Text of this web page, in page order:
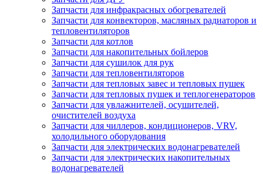
Запчасти для инфракрасных обогревателей
Запчасти для конвекторов, масляных радиаторов и
тепловентиляторов
Запчасти для котлов
Запчасти для накопительных бойлеров
Запчасти для сушилок для рук
Запчасти для тепловентиляторов
Запчасти для тепловых завес и тепловых пушек
Запчасти для тепловых пушек и теплогенераторов
Запчасти для увлажнителей, осушителей,
очистителей воздуха
Запчасти для чиллеров, кондиционеров, VRV,
холодильного оборудования
Запчасти для электрических водонагревателей
Запчасти для электрических накопительных
водонагревателей